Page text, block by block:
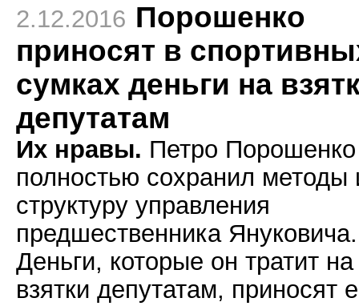
2.12.2016 Порошенко
приносят в
сумках деньги на
депутатам
Их нравы. Петро Порошенко
полностью сохранил методы
структуру управления
предшественника Януковича.
Деньги, которые он тратит на
взятки депутатам, приносят